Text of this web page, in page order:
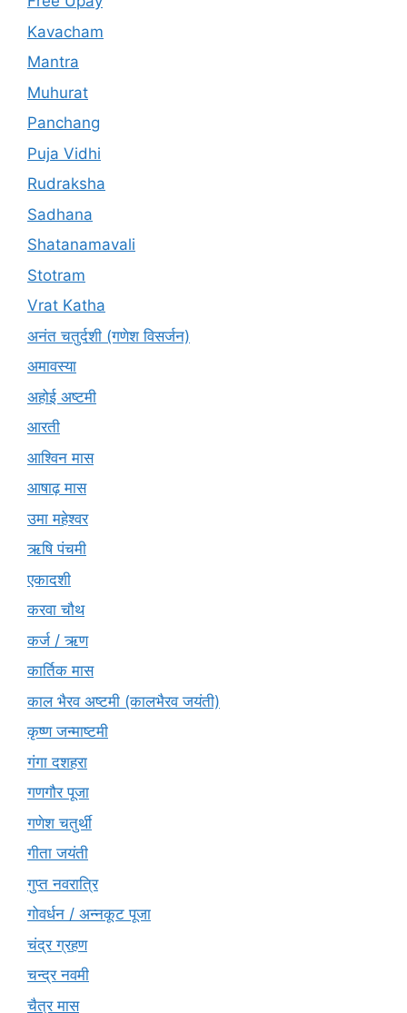
Kavacham
Mantra
Muhurat
Panchang
Puja Vidhi
Rudraksha
Sadhana
Shatanamavali
Stotram
Vrat Katha
अनंत चतुर्दशी (गणेश विसर्जन)
अमावस्या
अहोई अष्टमी
आरती
आश्विन मास
आषाढ़ मास
उमा महेश्वर
ऋषि पंचमी
एकादशी
करवा चौथ
कर्ज / ऋण
कार्तिक मास
काल भैरव अष्टमी (कालभैरव जयंती)
कृष्ण जन्माष्टमी
गंगा दशहरा
गणगौर पूजा
गणेश चतुर्थी
गीता जयंती
गुप्त नवरात्रि
गोवर्धन / अन्नकूट पूजा
चंद्र ग्रहण
चन्द्र नवमी
चैत्र मास